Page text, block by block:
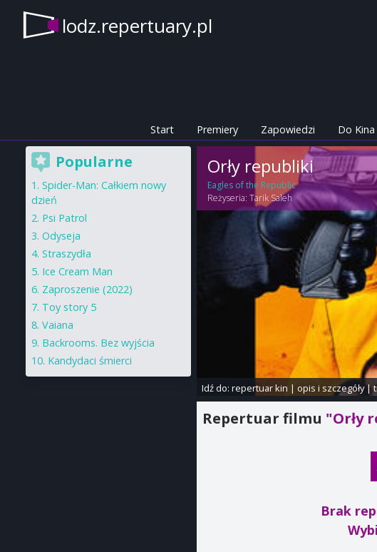
lodz.repertuary.pl
Start Premiery Zapowiedzi Do Kina
Orły republiki
Eagles of the Republic
Reżyseria:Tarik Saleh
Idź do: repertuar kin | opis i szczegóły|
Repertuar filmu "Orły
Brak
Popularne
Spider-Man: Całkiem nowy
dzień
Psi Patrol
Odyseja
Straszydła
Ice Cream Man
Zaproszenie (2022)
Toy story 5
Vaiana
Backrooms. Bez wyjścia
Kandydaci śmierci